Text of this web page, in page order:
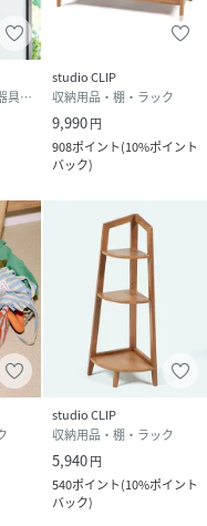
その他の食器・調理器具・キッチン用品
studio CLIP
収納用品・棚・ラック
9,990円
908ポイント(10%ポイント
バック)
studio CLIP
収納用品・棚・ラック
5,940円
540ポイント(10%ポイント
バック)